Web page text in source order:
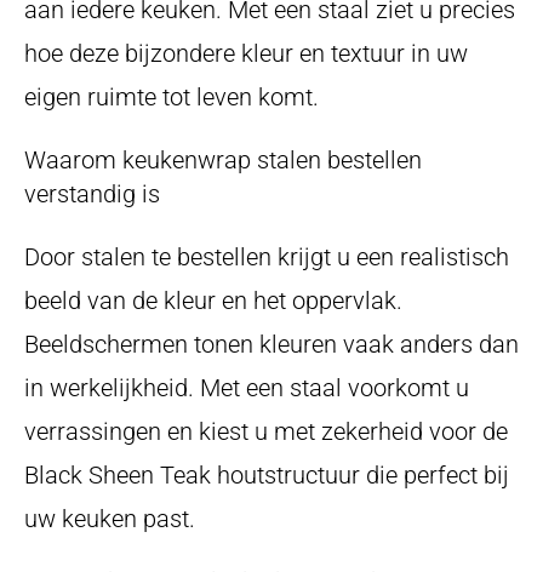
aan iedere keuken. Met een staal ziet u precies
hoe deze bijzondere kleur en textuur in uw
eigen ruimte tot leven komt.
Waarom keukenwrap stalen bestellen
verstandig is
Door stalen te bestellen krijgt u een realistisch
beeld van de kleur en het oppervlak.
Beeldschermen tonen kleuren vaak anders dan
in werkelijkheid. Met een staal voorkomt u
verrassingen en kiest u met zekerheid voor de
Black Sheen Teak houtstructuur die perfect bij
uw keuken past.